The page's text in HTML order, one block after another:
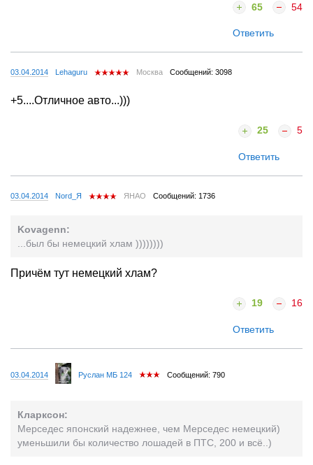
65 54
Ответить
03.04.2014 Lehaguru Москва Сообщений: 3098
+5....Отличное авто...)))
25 5
Ответить
03.04.2014 Nord_Я ЯНАО Сообщений: 1736
Kovagenn:
...был бы немецкий хлам ))))))))
Причём тут немецкий хлам?
19 16
Ответить
03.04.2014 Руслан МБ 124 Сообщений: 790
Кларксон:
Мерседес японский надежнее, чем Мерседес немецкий)
уменьшили бы количество лошадей в ПТС, 200 и всё..)